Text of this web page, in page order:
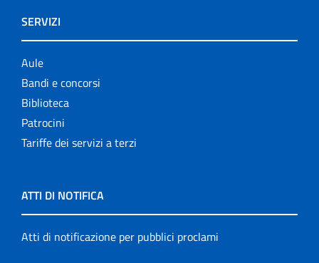
SERVIZI
Aule
Bandi e concorsi
Biblioteca
Patrocini
Tariffe dei servizi a terzi
ATTI DI NOTIFICA
Atti di notificazione per pubblici proclami